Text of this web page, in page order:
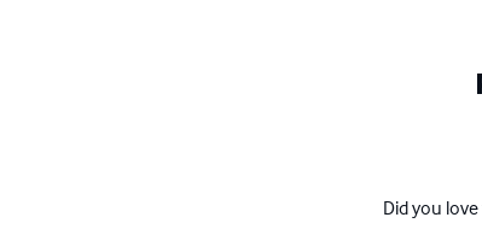
Did you